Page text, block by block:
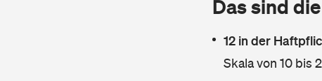
Das sind
12 in der
Skala von 10 bis